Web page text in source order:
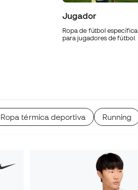
Jugador
Ropa de fútbol específica
para jugadores de fútbol.
Ropa térmica deportiva Running